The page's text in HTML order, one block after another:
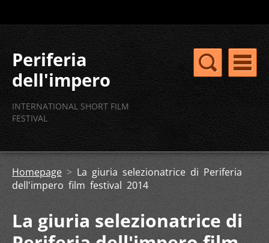
Periferia
dell'impero
concorso
internazionale
INTERNATIONAL SHORT FILM
FESTIVAL
Homepage > La giuria selezionatrice di Periferia
dell'impero film festival 2014
La giuria selezionatrice di